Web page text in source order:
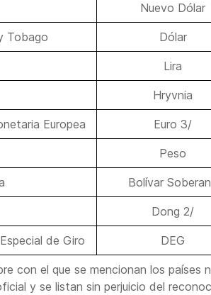
Nuevo Dólar
Tobago Dólar
Lira
Hryvnia
Europea Euro 3/
Peso
Bolívar
Dong 2/
de Giro DEG
con el que se mencionan los países
y se listan sin perjuicio del